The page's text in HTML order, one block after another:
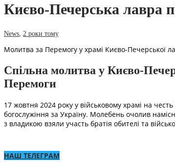
Києво-Печерська лавра
News 2 роки тому
Молитва за Перемогу у храмі Києво-Печерської
Спільна молитва у Києво-
Перемоги
17 жовтня 2024 року у військовому храмі на
богослужіння за Україну. Молебень очолив
з владикою взяли участь братія обителі та
НАШ ТЕЛЕГРАМ